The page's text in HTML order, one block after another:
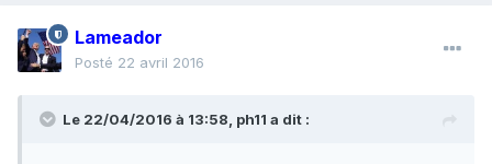
Lameador
Posté 22 avril 2016
Le 22/04/2016 à 13:58, ph11 a dit :